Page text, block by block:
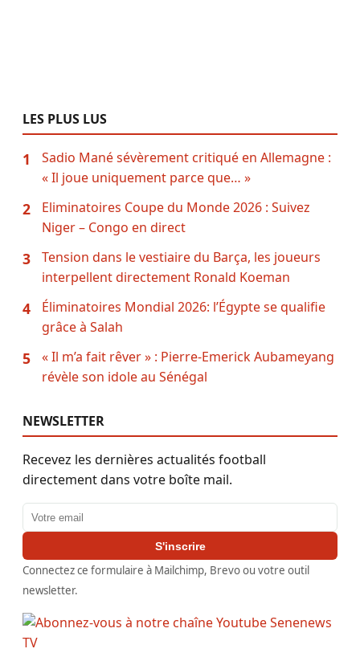
LES PLUS LUS
1
Sadio Mané sévèrement critiqué en Allemagne :
« Il joue uniquement parce que… »
2
Eliminatoires Coupe du Monde 2026 : Suivez
Niger – Congo en direct
3
Tension dans le vestiaire du Barça, les joueurs
interpellent directement Ronald Koeman
4
Éliminatoires Mondial 2026: l’Égypte se qualifie
grâce à Salah
5
« Il m’a fait rêver » : Pierre-Emerick Aubameyang
révèle son idole au Sénégal
NEWSLETTER
Recevez les dernières actualités football
directement dans votre boîte mail.
Adresse email
S'inscrire
Connectez ce formulaire à Mailchimp, Brevo ou votre outil
newsletter.